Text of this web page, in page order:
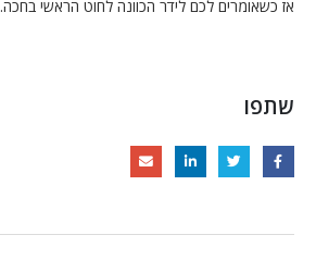
אז כשאומרים לכם לידר הכוונה לחוט הראשי בחכה.
שתפו